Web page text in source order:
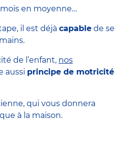
en moyenne…
il est déjà capable de se
de l’enfant, nos
aussi principe de motricité
qui vous donnera
à la maison.